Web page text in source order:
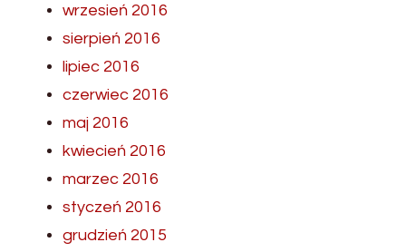
wrzesień 2016
sierpień 2016
lipiec 2016
czerwiec 2016
maj 2016
kwiecień 2016
marzec 2016
styczeń 2016
grudzień 2015